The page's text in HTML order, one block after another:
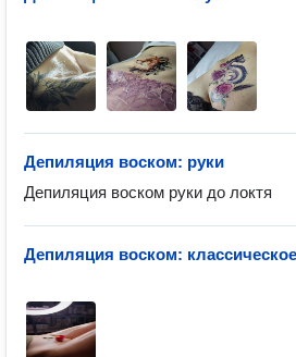
Депиляция воском: руки
Депиляция воском руки до локтя
Депиляция воском: